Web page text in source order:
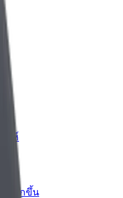
าห์
ามากขึ้น